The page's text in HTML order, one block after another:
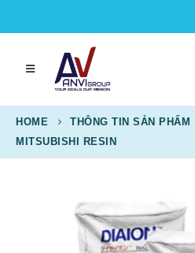
HOME THÔNG TIN SẢN PHẨM
MITSUBISHI RESIN